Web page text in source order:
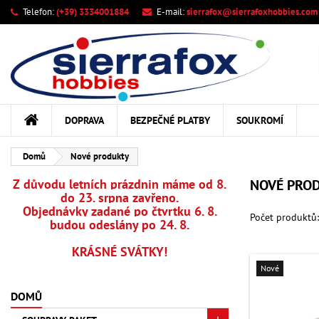
Telefon:(+39) 3334001884 E-mail:sierrafox@sierrafoxhobbies.com
DOPRAVA BEZPEČNÉ PLATBY SOUKROMÍ
Domů Nové produkty
Z důvodu letních prázdnin máme od 8.
do 23. srpna zavřeno.
Objednávky zadané po čtvrtku 6. 8.
budou odeslány po 24. 8.
KRÁSNÉ SVÁTKY!
DOMŮ
NOVÉ
Počet
Nové